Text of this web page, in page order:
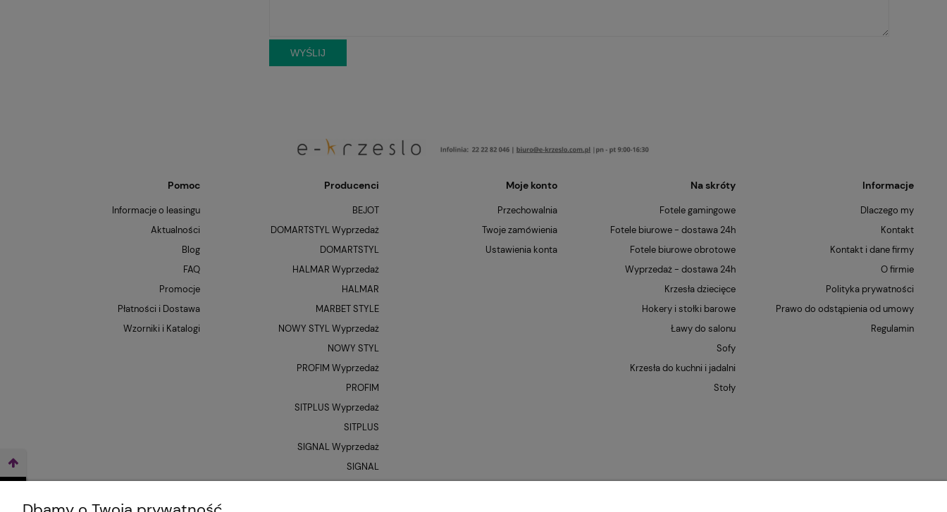
WYŚLIJ
Pomoc
Informacje o leasingu
Aktualności
Blog
FAQ
Promocje
Płatności i Dostawa
Wzorniki i Katalogi
Producenci
BEJOT
DOMARTSTYL Wyprzedaż
DOMARTSTYL
HALMAR Wyprzedaż
HALMAR
MARBET STYLE
NOWY STYL Wyprzedaż
NOWY STYL
PROFIM Wyprzedaż
PROFIM
SITPLUS Wyprzedaż
SITPLUS
SIGNAL Wyprzedaż
SIGNAL
Moje konto
Przechowalnia
Twoje zamówienia
Ustawienia konta
Na skróty
Fotele gamingowe
Fotele biurowe - dostawa 24h
Fotele biurowe obrotowe
Wyprzedaż - dostawa 24h
Krzesła dziecięce
Hokery i stołki barowe
Ławy do salonu
Sofy
Krzesła do kuchni i jadalni
Stoły
Informacje
Dlaczego my
Kontakt
Kontakt i dane firmy
O firmie
Polityka prywatności
Prawo do odstąpienia od umowy
Regulamin